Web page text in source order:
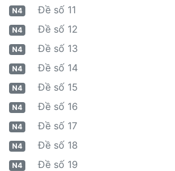
N4 Đề số 11
N4 Đề số 12
N4 Đề số 13
N4 Đề số 14
N4 Đề số 15
N4 Đề số 16
N4 Đề số 17
N4 Đề số 18
N4 Đề số 19